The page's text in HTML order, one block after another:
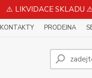
⚠️ LIKVIDACE SKLADU
KONTAKTY PRODEJNA